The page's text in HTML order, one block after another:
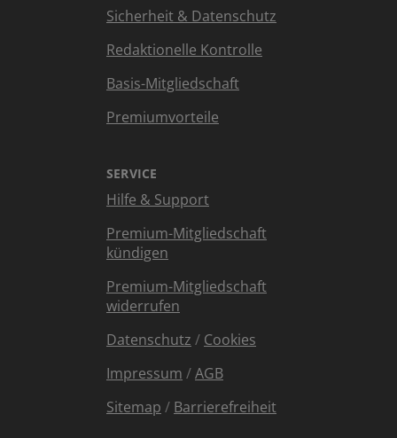
Sicherheit & Datenschutz
Redaktionelle Kontrolle
Basis-Mitgliedschaft
Premiumvorteile
SERVICE
Hilfe & Support
Premium-Mitgliedschaft
kündigen
Premium-Mitgliedschaft
widerrufen
Datenschutz / Cookies
Impressum /AGB
Sitemap / Barrierefreiheit